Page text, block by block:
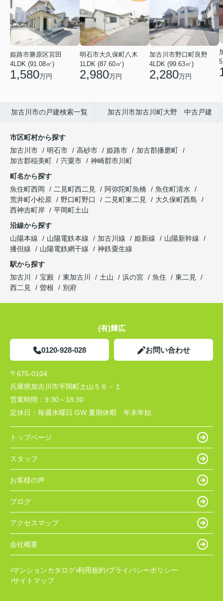
姫路市勝原区宮田
4LDK (91.08㎡)
1,580万円
明石市大久保町八木
1LDK (87.60㎡)
2,980万円
加古川市野口町良野
4LDK (99.63㎡)
2,280万円
加古川市の戸建検索一覧 加古川市加古川町大野 中古戸建
市区町村から探す
加古川市
明石市 高砂市 姫路市
加古郡播磨町
加古郡稲美町
宍粟市
神崎郡市川町
町名から探す
魚住町西岡
二見町西二見 阿弥陀町魚橋
魚住町清水
荒井町小松原
野口町野口 二見町東二見
大久保町西島
西神吉町岸
平岡町土山
沿線から探す
山陽本線
山陽電鉄本線 加古川線 姫新線
山陽新幹線
播但線
山陽電鉄網干線
神鉄粟生線
駅から探す
加古川
宝殿 東加古川 土山 浜の宮 魚住
東二見
西二見
曽根 別府
(有)輝広
0120-928-028 お問い合わせ
〒675-0104
兵庫県加古川市平岡町土山５６－１
営業時間： 9:30～18:30
定休日： 毎週水曜日 GW 夏期休暇 年末年始
トップページ
スタッフ
お客様の声
ブログ
アクセスマップ
会社概要
マンションカタログ 利用規約 プライバシーポリシー
サイトマップ